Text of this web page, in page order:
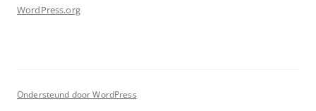
WordPress.org
Ondersteund door WordPress